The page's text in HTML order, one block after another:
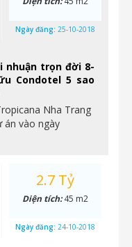
nhuận trọn đời 8-
Condotel 5 sao
Nha Trang
án vào ngày
Ngày đăng: 25-10-2018
2.7 Tỷ
Diện tích:45 m2
Ngày đăng: 24-10-2018